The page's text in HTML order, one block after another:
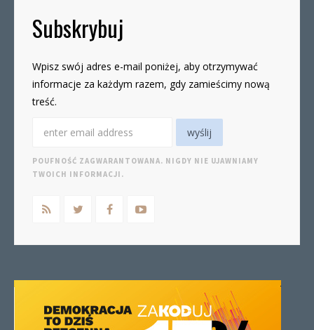
Subskrybuj
Wpisz swój adres e-mail poniżej, aby otrzymywać
informacje za każdym razem, gdy zamieścimy nową
treść.
POUFNOŚĆ ZAGWARANTOWANA. NIGDY NIE UJAWNIAMY
TWOICH INFORMACJI.